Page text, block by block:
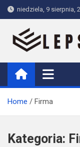
Skip
to
content
niedziela, 9 sierpnia,
Lepsza-
Home Firma
Kategoria: